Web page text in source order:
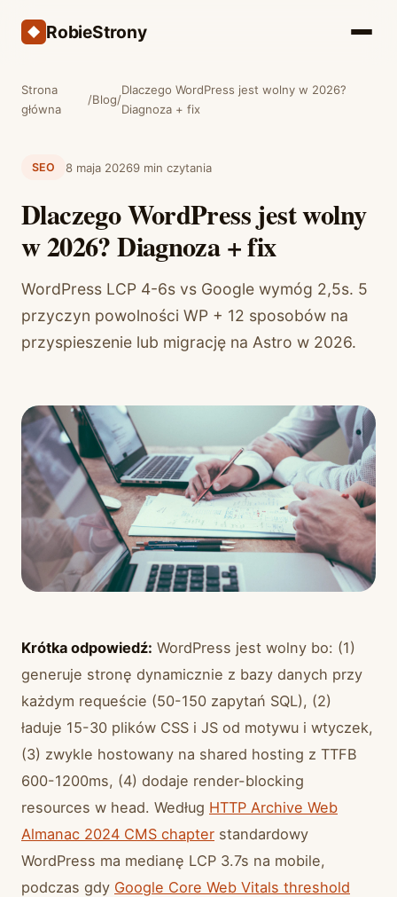
RobieStrony
Strona
główna
/Blog/
Dlaczego WordPress jest wolny w 2026?
Diagnoza + fix
SEO 8 maja 20269 min czytania
Dlaczego WordPress jest wolny
w 2026? Diagnoza + fix
WordPress LCP 4-6s vs Google wymóg 2,5s. 5
przyczyn powolności WP + 12 sposobów na
przyspieszenie lub migrację na Astro w 2026.
Krótka odpowiedź: WordPress jest wolny bo: (1)
generuje stronę dynamicznie z bazy danych przy
każdym requeście (50-150 zapytań SQL), (2)
ładuje 15-30 plików CSS i JS od motywu i wtyczek,
(3) zwykle hostowany na shared hosting z TTFB
600-1200ms, (4) dodaje render-blocking
resources w head. Według HTTP Archive Web
Almanac 2024 CMS chapter standardowy
WordPress ma medianę LCP 3.7s na mobile,
podczas gdy Google Core Web Vitals threshold